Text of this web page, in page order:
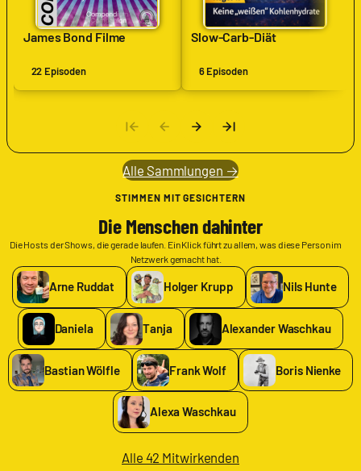
James Bond Filme
22 Episoden
Slow-Carb-Diät
6 Episoden
Alle Sammlungen →
STIMMEN MIT GESICHTERN
Die Menschen dahinter
Die Hosts der Shows, die gerade laufen. Ein Klick führt zu allem, was diese Person im
Netzwerk gemacht hat.
Arne Ruddat Holger Krupp Nils Hunte
Daniela Tanja Alexander Waschkau
Bastian Wölfle Frank Wolf Boris Nienke
Alexa Waschkau
Alle 42 Mitwirkenden